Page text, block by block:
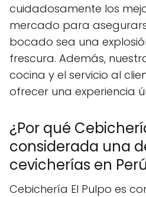
cuidadosamente los
mercado para
bocado sea una
frescura. Además,
cocina y el servicio al
ofrecer una experiencia
¿Por qué
considerada una
cevicherías en
Cebichería El Pulpo es